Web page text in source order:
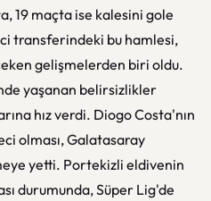
19 maçta ise kalesini gole
transferindeki bu hamlesi,
gelişmelerden biri oldu.
yaşanan belirsizlikler
hız verdi. Diogo Costa'nın
olması, Galatasaray
yetti. Portekizli eldivenin
durumunda, Süper Lig'de